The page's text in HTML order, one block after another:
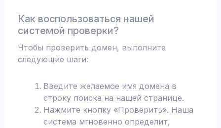
Как воспользоваться нашей
системой проверки?
Чтобы проверить домен, выполните
следующие шаги:
Введите желаемое имя домена в
строку поиска на нашей странице.
Нажмите кнопку «Проверить». Наша
система мгновенно определит,